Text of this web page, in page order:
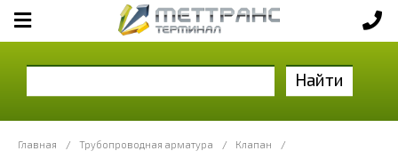
Найти
Главная / Трубопроводная арматура / Клапан
/